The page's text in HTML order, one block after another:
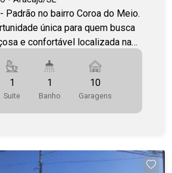
Padrão no bairro Coroa do Meio.
única para quem busca
e confortável localizada na
um terreno de 17,5 m2 x
650m2 de terreno e
construída, Posição Frente
cozinha, lavanderia,
e oferece muitas possibilidades
1
Suite
1
Banho
10
Garagens